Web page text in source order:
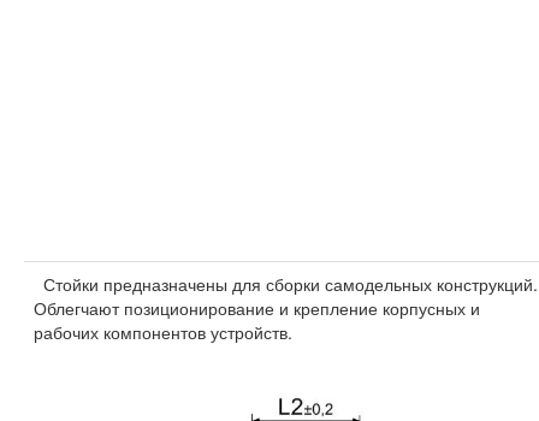
Стойки предназначены для сборки самодельных конструкций.
Облегчают позиционирование и крепление корпусных и
рабочих компонентов устройств.